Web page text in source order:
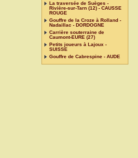
La traversée de Suèges -
Rivière-sur-Tarn (12) - CAUSSE
ROUGE
Gouffre de la Croze à Rolland -
Nadaillac - DORDOGNE
Carrière souterraine de
Caumont-EURE (27)
Petits joueurs à Lajoux -
SUISSE
Gouffre de Cabrespine - AUDE